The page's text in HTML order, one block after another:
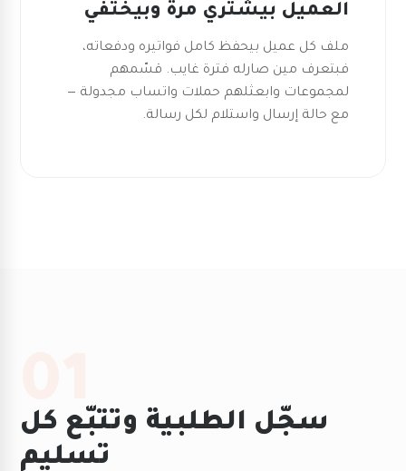
العميل بيشتري مرة وبيختفي
ملف كل عميل بيحفظ كامل فواتيره ودفعاته،
فبتعرف مين صارله فترة غايب. قسّمهم
لمجموعات وابعثلهم حملات واتساب مجدولة —
مع حالة إرسال واستلام لكل رسالة.
01
سجّل الطلبية وتتبّع كل
تسليم